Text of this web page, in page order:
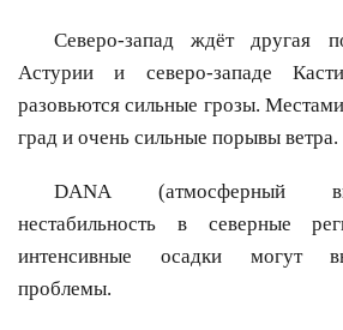
Северо-запад ждёт другая
Астурии и северо-западе
разовьются сильные грозы.
град и очень сильные порывы ветра.
DANA (атмосферный
нестабильность в северные
интенсивные осадки могут
проблемы.